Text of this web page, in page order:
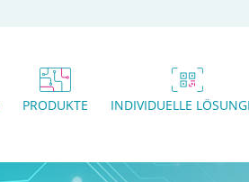
PRODUKTE INDIVIDUELLE